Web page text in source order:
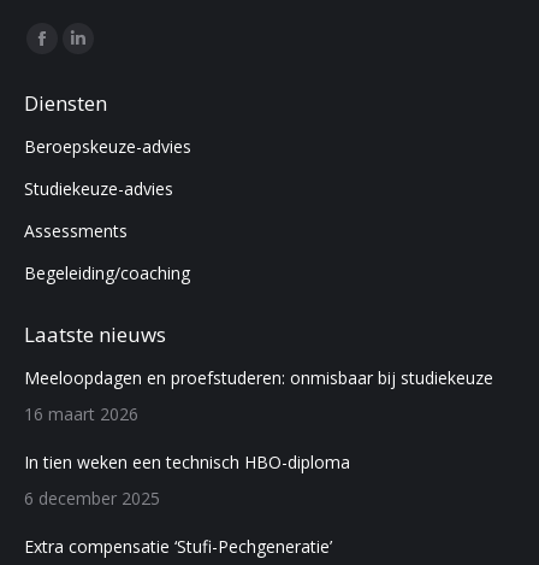
Find us on:
Facebook
opens
in
new
Linkedin
opens
in
Diensten
Beroepskeuze-advies
Studiekeuze-advies
Assessments
Begeleiding/coaching
Laatste nieuws
Meeloopdagen en proefstuderen: onmisbaar bij studiekeuze
16 maart 2026
In tien weken een technisch HBO-diploma
6 december 2025
Extra compensatie ‘Stufi-Pechgeneratie’